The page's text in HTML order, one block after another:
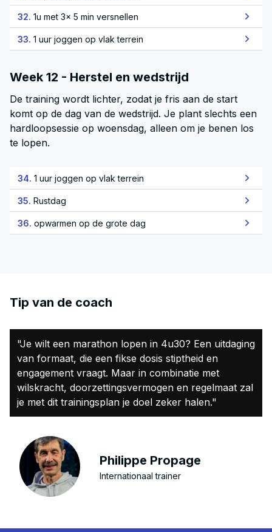
32. 1u met 3x 5 min versnellen
33. 1 uur joggen op vlak terrein
Week 12 - Herstel en wedstrijd
De training wordt lichter, zodat je fris aan de start
komt op de dag van de wedstrijd. Je plant slechts een
hardloopsessie op woensdag, alleen om je benen los
te lopen.
34. 1 uur joggen op vlak terrein
35. Rustdag
36. opwarmen op de grote dag
Tip van de coach
"Je wilt een marathon lopen in 4u30? Een uitdaging
van formaat, die een fikse dosis stiptheid en
engagement vraagt. Maar in combinatie met
wilskracht, doorzettingsvermogen en regelmaat zal
je met dit trainingsplan je doel zeker halen."
Philippe Propage
Internationaal trainer